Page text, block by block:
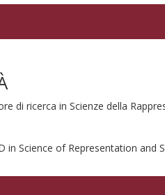
di ricerca in Scienze della
in Science of Representation